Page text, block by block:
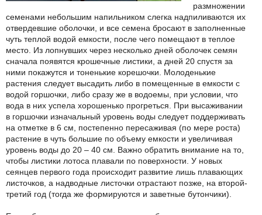
размножении
семенами небольшим напильником слегка надпиливаются их
отвердевшие оболочки, и все семена бросают в заполненные
чуть теплой водой емкости, после чего помещают в теплое
место. Из лопнувших через несколько дней оболочек семян
сначала появятся крошечные листики, а дней 20 спустя за
ними покажутся и тоненькие корешочки. Молоденькие
растения следует высадить либо в помещенные в емкости с
водой горшочки, либо сразу же в водоемы, при условии, что
вода в них успела хорошенько прогреться. При высаживании
в горшочки изначальный уровень воды следует поддерживать
на отметке в 6 см, постепенно пересаживая (по мере роста)
растение в чуть большие по объему емкости и увеличивая
уровень воды до 20 – 40 см. Важно обратить внимание на то,
чтобы листики лотоса плавали по поверхности. У новых
сеянцев первого года происходит развитие лишь плавающих
листочков, а надводные листочки отрастают позже, на второй-
третий год (тогда же формируются и заветные бутончики).